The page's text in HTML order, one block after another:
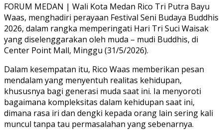
FORUM MEDAN | Wali Kota Medan Rico Tri Putra Bayu
Waas, menghadiri perayaan Festival Seni Budaya Buddhis
2026, dalam rangka memperingati Hari Tri Suci Waisak
yang diselenggarakan oleh muda – mudi Buddhis, di
Center Point Mall, Minggu (31/5/2026).
Dalam kesempatan itu, Rico Waas memberikan pesan
mendalam yang menyentuh realitas kehidupan,
khususnya bagi generasi muda saat ini. Ia menyoroti
bagaimana kompleksitas dalam kehidupan saat ini,
dimana rasa iri dan dengki kepada orang lain sering kali
muncul tanpa tau permasalahan yang sebenarnya.